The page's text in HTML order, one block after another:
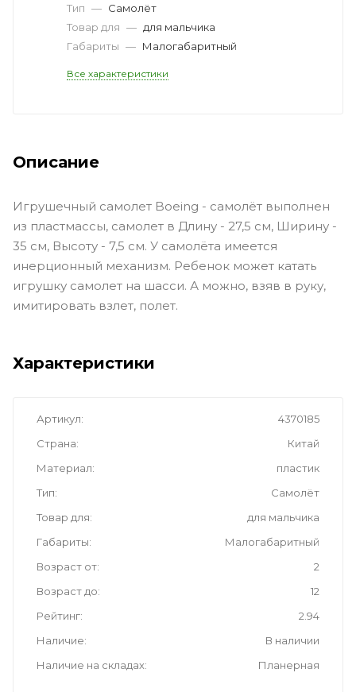
Тип — Самолёт
Товар для — для мальчика
Габариты — Малогабаритный
Все характеристики
Описание
Игрушечный самолет Boeing - самолёт выполнен
из пластмассы, самолет в Длину - 27,5 см, Ширину -
35 см, Высоту - 7,5 см. У самолёта имеется
инерционный механизм. Ребенок может катать
игрушку самолет на шасси. А можно, взяв в руку,
имитировать взлет, полет.
Характеристики
Артикул
4370185
Страна
Китай
Материал
пластик
Тип
Самолёт
Товар для
для мальчика
Габариты
Малогабаритный
Возраст от
2
Возраст до
12
Рейтинг
2.94
Наличие
В наличии
Наличие на складах
Планерная